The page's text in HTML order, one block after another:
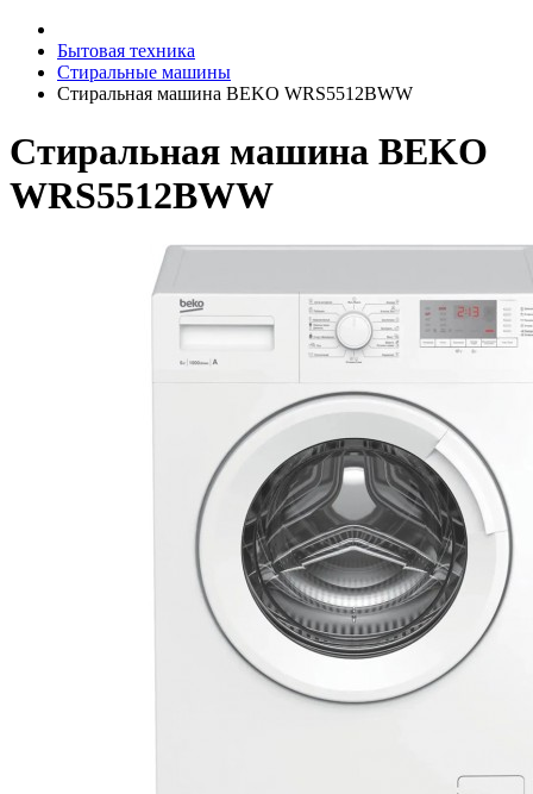
Бытовая техника
Стиральные машины
Стиральная машина BEKO WRS5512BWW
Стиральная машина BEKO
WRS5512BWW